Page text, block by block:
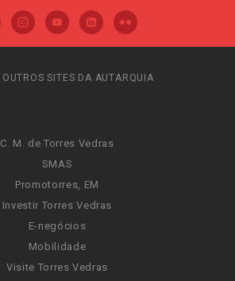
OUTROS SITES DA AUTARQUIA
C. M. de Torres Vedras
SMAS
Promotorres, EM
Investir Torres Vedras
E-negócios
Mobilidade
Visite Torres Vedras